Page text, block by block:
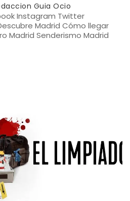
Guia Ocio
Instagram Twitter
Madrid Cómo llegar
Madrid Senderismo Madrid